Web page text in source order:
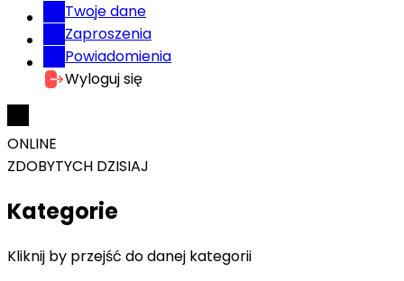
Twoje dane
Zaproszenia
Powiadomienia
Wyloguj się
ONLINE
ZDOBYTYCH DZISIAJ
Kategorie
Kliknij by przejść do danej kategorii